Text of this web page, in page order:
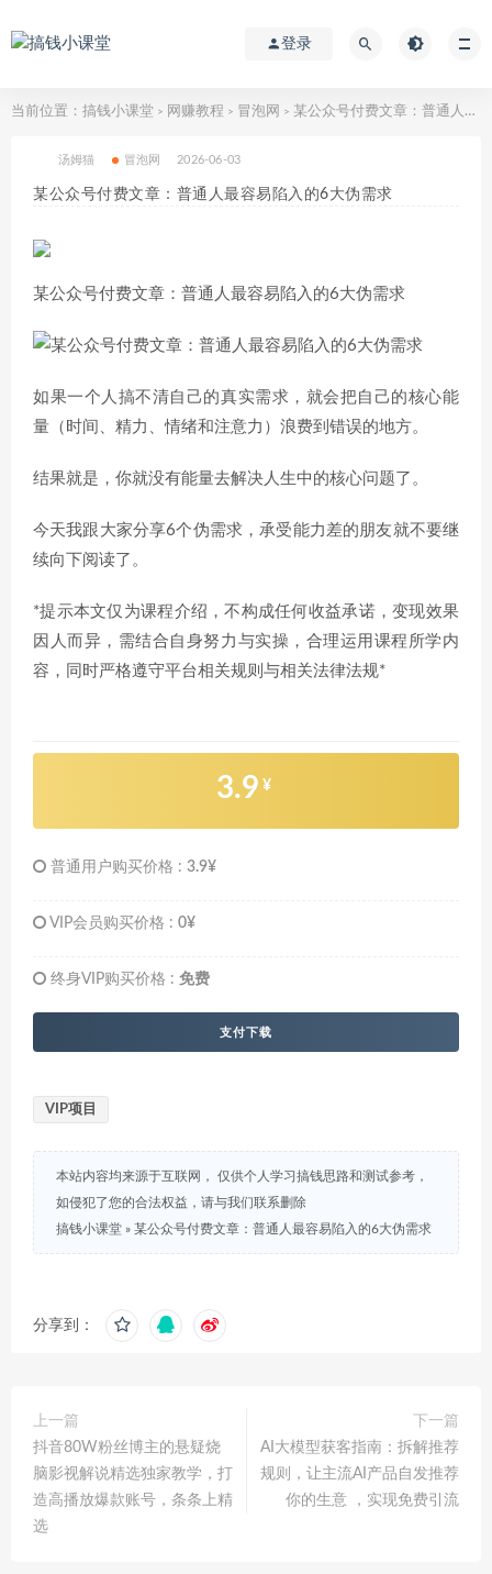
登录
当前位置： 搞钱小课堂 > 网赚教程 > 冒泡网 > 某公众号付费文章：普通人最容易陷入的6大伪需求
汤姆猫 冒泡网 2026-06-03
某公众号付费文章：普通人最容易陷入的6大伪需求
某公众号付费文章：普通人最容易陷入的6大伪需求
如果一个人搞不清自己的真实需求，就会把自己的核心能
量（时间、精力、情绪和注意力）浪费到错误的地方。
结果就是，你就没有能量去解决人生中的核心问题了。
今天我跟大家分享6个伪需求，承受能力差的朋友就不要继
续向下阅读了。
*提示本文仅为课程介绍，不构成任何收益承诺，变现效果
因人而异，需结合自身努力与实操，合理运用课程所学内
容，同时严格遵守平台相关规则与相关法律法规*
3.9 ¥
普通用户购买价格 : 3.9¥
VIP会员购买价格 : 0¥
终身VIP购买价格 : 免费
支付下载
VIP项目
本站内容均来源于互联网， 仅供个人学习搞钱思路和测试参考，
如侵犯了您的合法权益，请与我们联系删除
搞钱小课堂 » 某公众号付费文章：普通人最容易陷入的6大伪需求
分享到：
上一篇
抖音80W粉丝博主的悬疑烧
脑影视解说精选独家教学，打
造高播放爆款账号，条条上精
选
下一篇
AI大模型获客指南：拆解推荐
规则，让主流AI产品自发推荐
你的生意 ，实现免费引流